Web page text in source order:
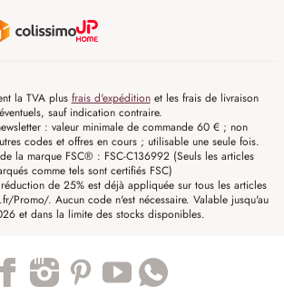
la TVA plus frais d'expéditionet les frais de livraison
éventuels, sauf indication contraire.
: valeur minimale de commande 60 € ; non
codes et offres en cours ; utilisable une seule fois.
la marque FSC® : FSC-C136992 (Seuls les articles
comme tels sont certifiés FSC)
de 25% est déjà appliquée sur tous les articles
Promo/. Aucun code n'est nécessaire. Valable jusqu'au
et dans la limite des stocks disponibles.